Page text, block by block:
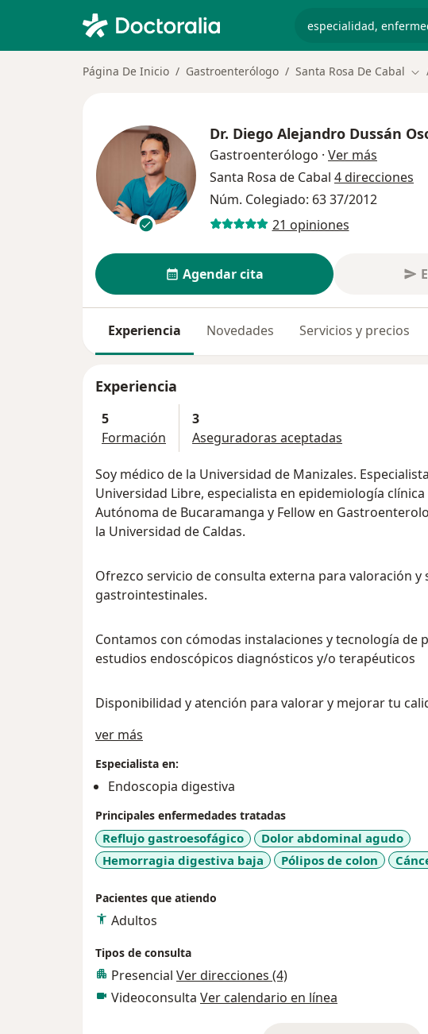
Página De Inicio Gastroenterólogo Santa Rosa De Cabal
Dr. Diego Alejandro Dussán
Gastroenterólogo · Ver más
Santa Rosa de Cabal 4 direcciones
Núm. Colegiado: 63 37/2012
21 opiniones
Agendar cita
Experiencia Novedades Servicios y precios
Experiencia
5
Formación
3
Aseguradoras aceptadas
Soy médico de la Universidad de Manizales.
Universidad Libre, especialista en epidemiología
Autónoma de Bucaramanga y Fellow en
la Universidad de Caldas.
Ofrezco servicio de consulta externa para valoración
gastrointestinales.
Contamos con cómodas instalaciones y tecnología de
estudios endoscópicos diagnósticos y/o terapéuticos
Disponibilidad y atención para valorar y mejorar tu
ver más
Especialista en:
Endoscopia digestiva
Principales enfermedades tratadas
Reflujo gastroesofágico
Dolor abdominal agudo
Hemorragia digestiva baja
Pólipos de colon
Pacientes que atiendo
Adultos
Tipos de consulta
Presencial Ver direcciones (4)
Videoconsulta Ver calendario en línea